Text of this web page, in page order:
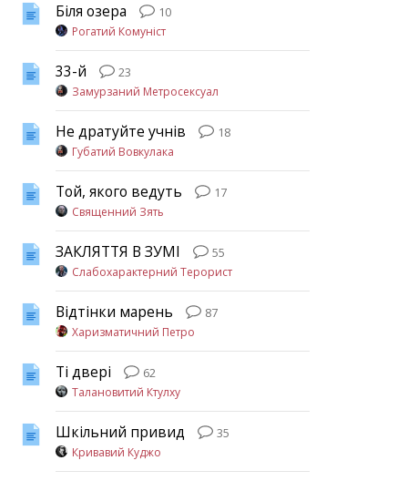
Біля озера
10
Рогатий Комуніст
33-й
23
Замурзаний Метросексуал
Не дратуйте учнів
18
Губатий Вовкулака
Той, якого ведуть
17
Священний Зять
ЗАКЛЯТТЯ В ЗУМІ
55
Слабохарактерний Терорист
Відтінки марень
87
Харизматичний Петро
Ті двері
62
Талановитий Ктулху
Шкільний привид
35
Кривавий Куджо